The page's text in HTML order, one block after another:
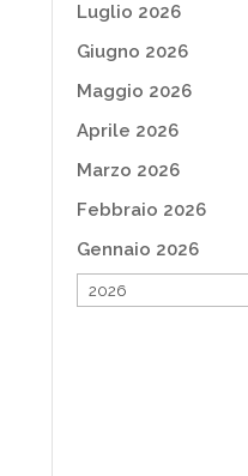
Luglio 2026
Giugno 2026
Maggio 2026
Aprile 2026
Marzo 2026
Febbraio 2026
Gennaio 2026